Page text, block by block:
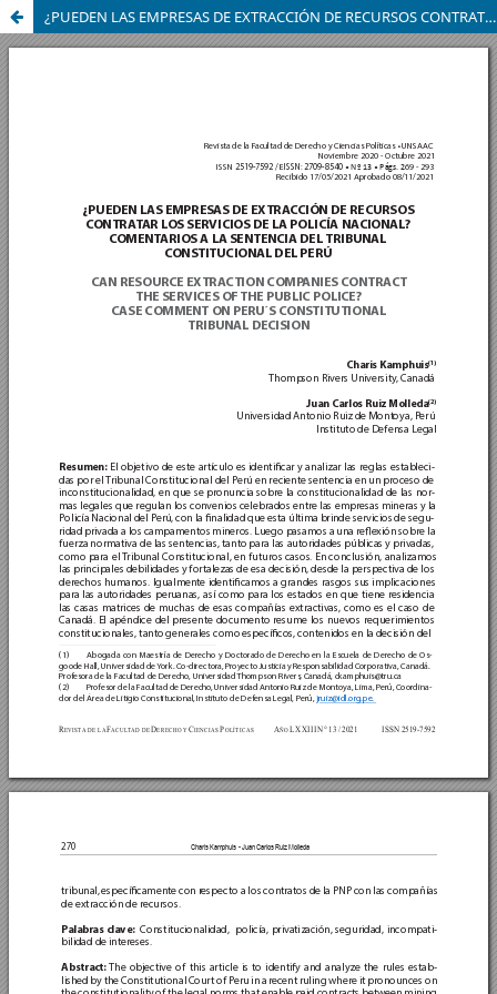
¿PUEDEN LAS EMPRESAS DE EXTRACCIÓN DE RECURSOS CONTRATAR LOS SERVICIOS DE LA POLICÍA NACIONAL? COMENTARIOS A LA SENTENCIA DEL TRIBUNAL CONSTITUCIONAL DEL PERÚ